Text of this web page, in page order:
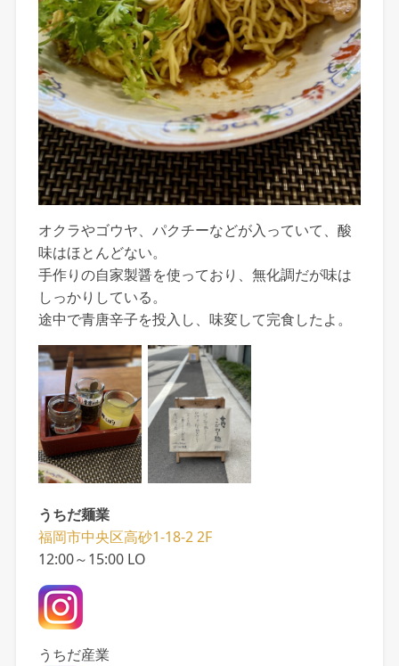
オクラやゴウヤ、パクチーなどが入っていて、酸
味はほとんどない。
手作りの自家製醤を使っており、無化調だが味は
しっかりしている。
途中で青唐辛子を投入し、味変して完食したよ。
うちだ麺業
福岡市中央区高砂1-18-2 2F
12:00～15:00 LO
うちだ産業